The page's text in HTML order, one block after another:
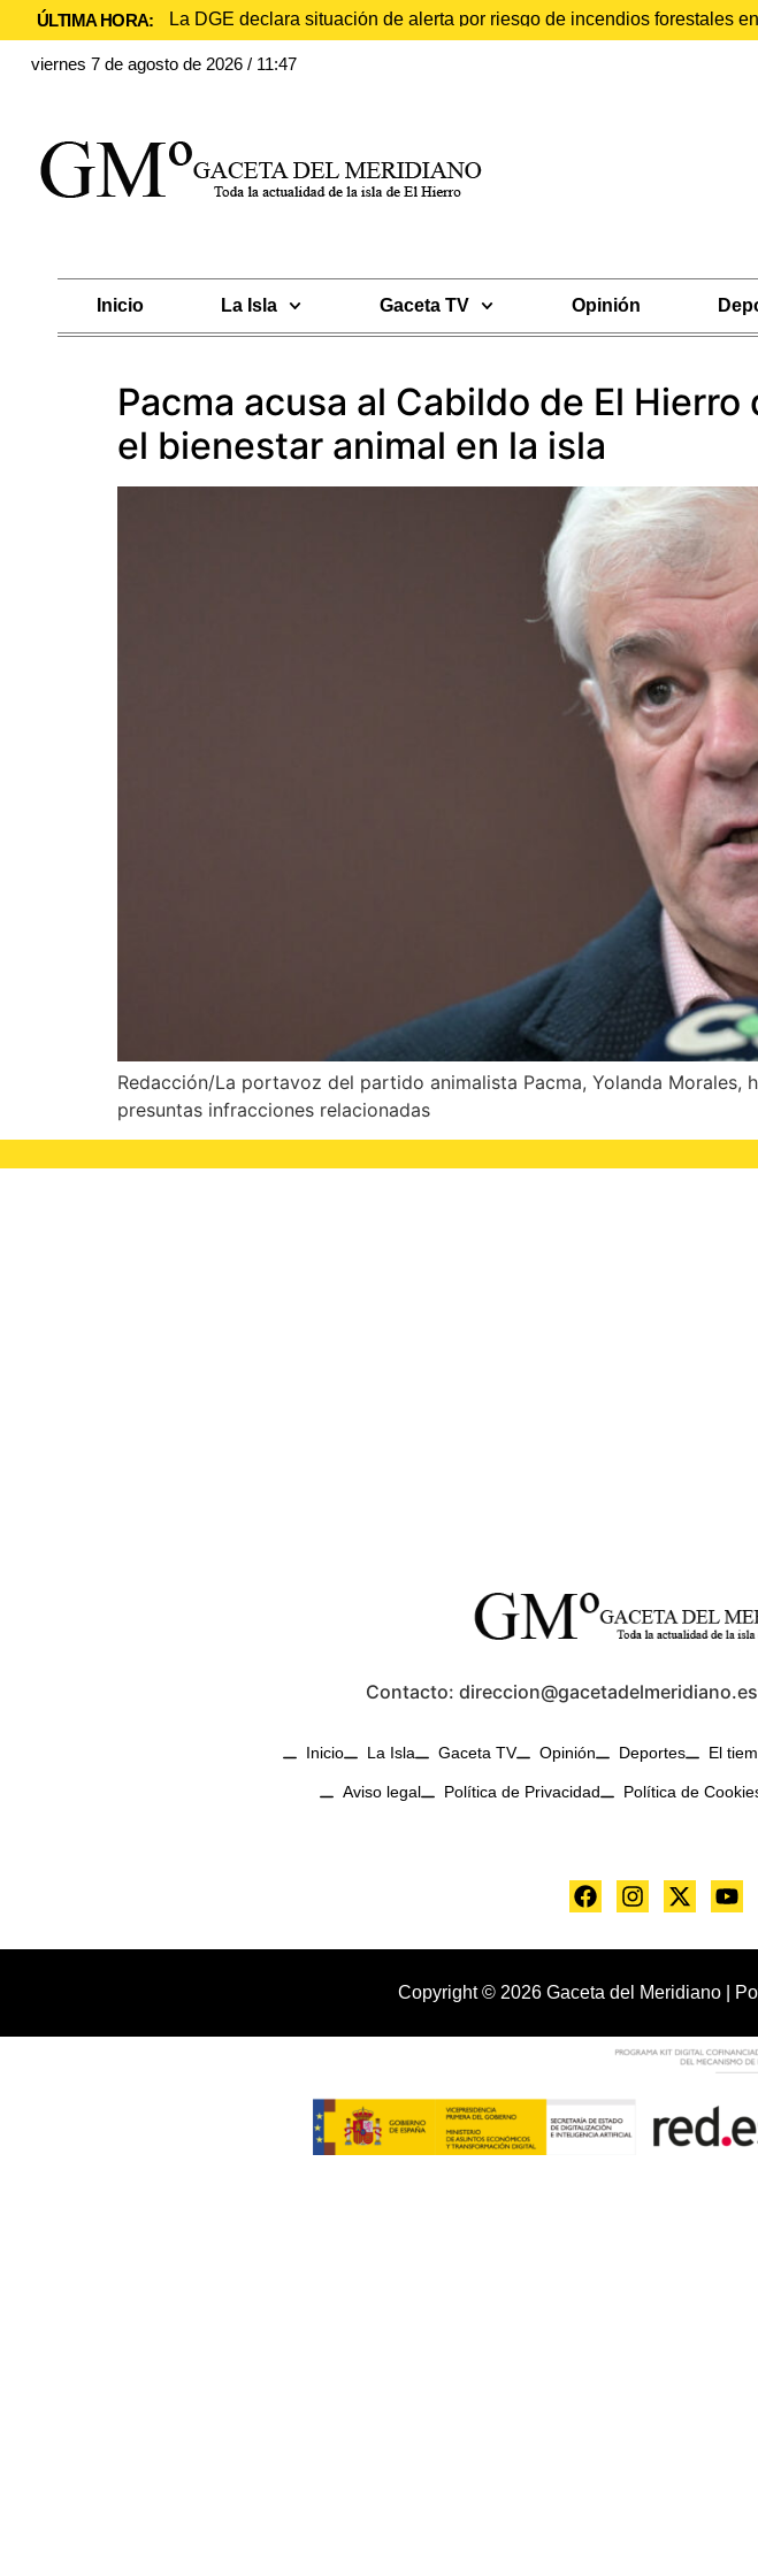
ÚLTIMA HORA: La DGE declara situación de alerta por riesgo de incendios forestales
viernes 7 de agosto de 2026 / 11:47
Inicio La Isla Gaceta TV Opinión
Pacma acusa al Cabildo de El
el bienestar animal en la isla
Redacción/La portavoz del partido animalista Pacma, Yolanda
presuntas infracciones relacionadas
Contacto:
Inicio La Isla Gaceta TV Opinión Deportes El
Aviso legal Política de Privacidad Política de
Copyright © 2026 Gaceta del Meridiano |